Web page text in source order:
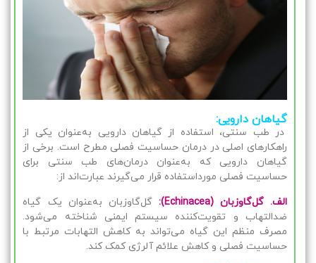
گیاهان دارویی:
در طب سنتی، استفاده از گیاهان دارویی به‌عنوان یکی از
راهکارهای اصلی در درمان حساسیت فصلی مطرح است. برخی از
گیاهان دارویی که به‌عنوان درمان‌های طب سنتی برای
حساسیت فصلی مورداستفاده قرار می‌گیرند عبارت‌اند از:
الف. گل‌گاوزبان (Echinacea):
گل‌گاوزبان به‌عنوان یک گیاه
ضدالتهاب و تقویت‌کننده سیستم ایمنی شناخته می‌شود.
مصرف منظم این گیاه می‌تواند به کاهش التهابات مرتبط با
حساسیت فصلی و کاهش علائم آلرژی کمک کند.